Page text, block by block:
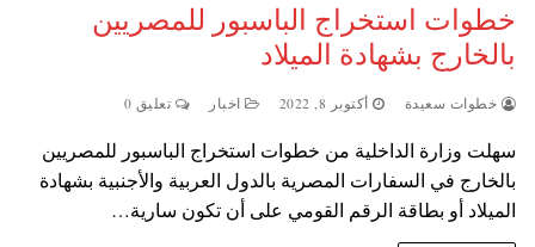
خطوات استخراج الباسبور للمصريين
بالخارج بشهادة الميلاد
خطوات سعيدة أكتوبر 8, 2022 اخبار تعليق 0
سهلت وزارة الداخلية من خطوات استخراج الباسبور للمصريين
بالخارج في السفارات المصرية بالدول العربية والأجنبية بشهادة
الميلاد أو بطاقة الرقم القومي على أن تكون سارية…